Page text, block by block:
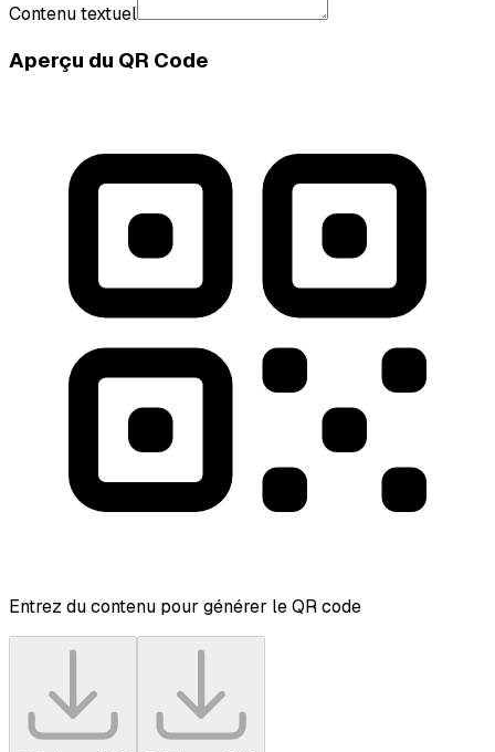
Contenu textuel
Aperçu du QR Code
Entrez du contenu pour générer le QR code